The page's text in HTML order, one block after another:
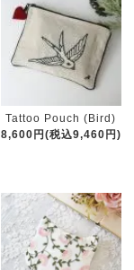
Tattoo Pouch (Bird)
8,600円(税込9,460円)